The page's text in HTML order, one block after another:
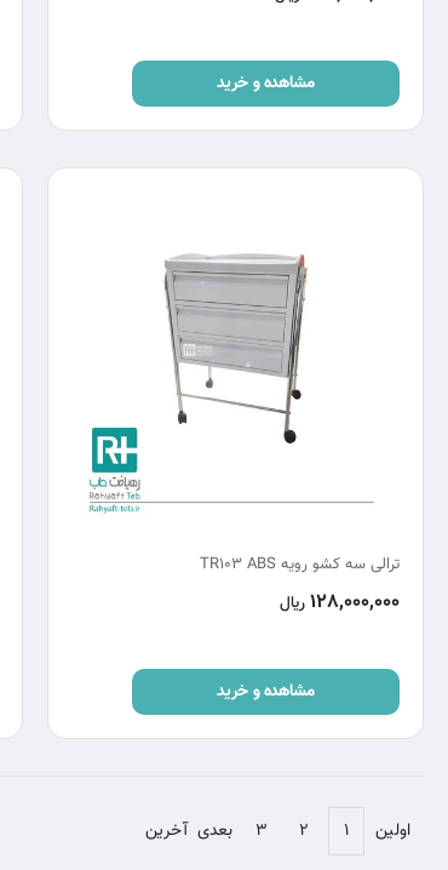
مشاهده و خرید
ترالی سه کشو رویه TR103 ABS
128,000,000 ریال
مشاهده و خرید
اولین ۱ ۲ ۳ بعدی آخرین